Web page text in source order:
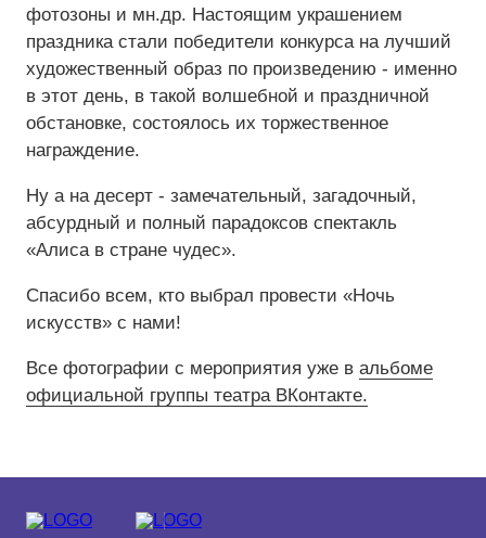
Стандартный
Средний
Большой
Гарнитура:
Без засечек
С засечками
фотозоны и мн.др. Настоящим украшением
праздника стали победители конкурса на лучший
художественный образ по произведению - именно
в этот день, в такой волшебной и праздничной
обстановке, состоялось их торжественное
награждение.
Ну а на десерт - замечательный, загадочный,
абсурдный и полный парадоксов спектакль
«Алиса в стране чудес».
Спасибо всем, кто выбрал провести «Ночь
искусств» с нами!
Все фотографии с мероприятия уже в альбоме
официальной группы театра ВКонтакте.